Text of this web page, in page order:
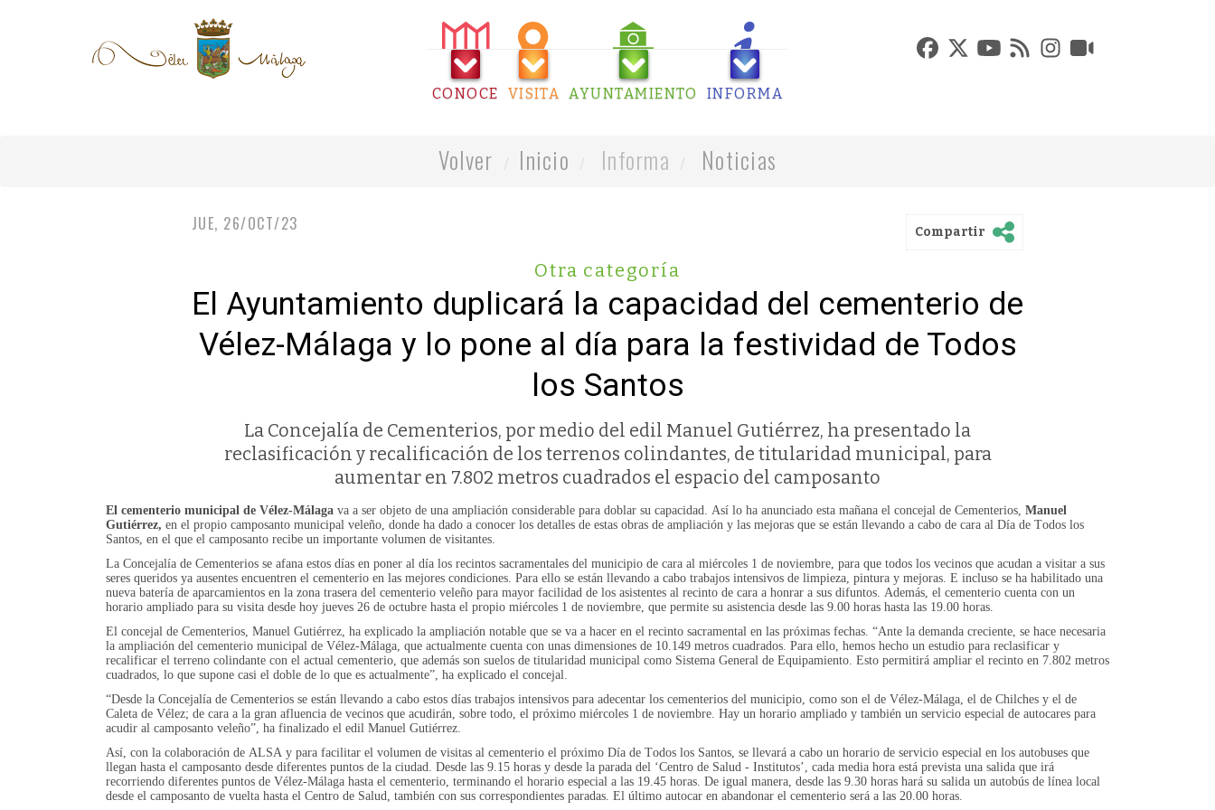
CONOCE VISITA AYUNTAMIENTO INFORMA
Volver Inicio Informa Noticias
JUE, 26/OCT/23 Compartir
Otra categoría
El Ayuntamiento duplicará la capacidad del cementerio de
Vélez-Málaga y lo pone al día para la festividad de Todos
los Santos
La Concejalía de Cementerios, por medio del edil Manuel Gutiérrez, ha presentado la
reclasificación y recalificación de los terrenos colindantes, de titularidad municipal, para
aumentar en 7.802 metros cuadrados el espacio del camposanto
El cementerio municipal de Vélez-Málaga va a ser objeto de una ampliación considerable para doblar su capacidad. Así lo ha anunciado esta mañana el concejal de Cementerios, Manuel
Gutiérrez, en el propio camposanto municipal veleño, donde ha dado a conocer los detalles de estas obras de ampliación y las mejoras que se están llevando a cabo de cara al Día de Todos los
Santos, en el que el camposanto recibe un importante volumen de visitantes.
La Concejalía de Cementerios se afana estos días en poner al día los recintos sacramentales del municipio de cara al miércoles 1 de noviembre, para que todos los vecinos que acudan a visitar a sus
seres queridos ya ausentes encuentren el cementerio en las mejores condiciones. Para ello se están llevando a cabo trabajos intensivos de limpieza, pintura y mejoras. E incluso se ha habilitado una
nueva batería de aparcamientos en la zona trasera del cementerio veleño para mayor facilidad de los asistentes al recinto de cara a honrar a sus difuntos. Además, el cementerio cuenta con un
horario ampliado para su visita desde hoy jueves 26 de octubre hasta el propio miércoles 1 de noviembre, que permite su asistencia desde las 9.00 horas hasta las 19.00 horas.
El concejal de Cementerios, Manuel Gutiérrez, ha explicado la ampliación notable que se va a hacer en el recinto sacramental en las próximas fechas. “Ante la demanda creciente, se hace necesaria
la ampliación del cementerio municipal de Vélez-Málaga, que actualmente cuenta con unas dimensiones de 10.149 metros cuadrados. Para ello, hemos hecho un estudio para reclasificar y
recalificar el terreno colindante con el actual cementerio, que además son suelos de titularidad municipal como Sistema General de Equipamiento. Esto permitirá ampliar el recinto en 7.802 metros
cuadrados, lo que supone casi el doble de lo que es actualmente”, ha explicado el concejal.
“Desde la Concejalía de Cementerios se están llevando a cabo estos días trabajos intensivos para adecentar los cementerios del municipio, como son el de Vélez-Málaga, el de Chilches y el de
Caleta de Vélez; de cara a la gran afluencia de vecinos que acudirán, sobre todo, el próximo miércoles 1 de noviembre. Hay un horario ampliado y también un servicio especial de autocares para
acudir al camposanto veleño”, ha finalizado el edil Manuel Gutiérrez.
Así, con la colaboración de ALSA y para facilitar el volumen de visitas al cementerio el próximo Día de Todos los Santos, se llevará a cabo un horario de servicio especial en los autobuses que
llegan hasta el camposanto desde diferentes puntos de la ciudad. Desde las 9.15 horas y desde la parada del ‘Centro de Salud - Institutos’, cada media hora está prevista una salida que irá
recorriendo diferentes puntos de Vélez-Málaga hasta el cementerio, terminando el horario especial a las 19.45 horas. De igual manera, desde las 9.30 horas hará su salida un autobús de línea local
desde el camposanto de vuelta hasta el Centro de Salud, también con sus correspondientes paradas. El último autocar en abandonar el cementerio será a las 20.00 horas.